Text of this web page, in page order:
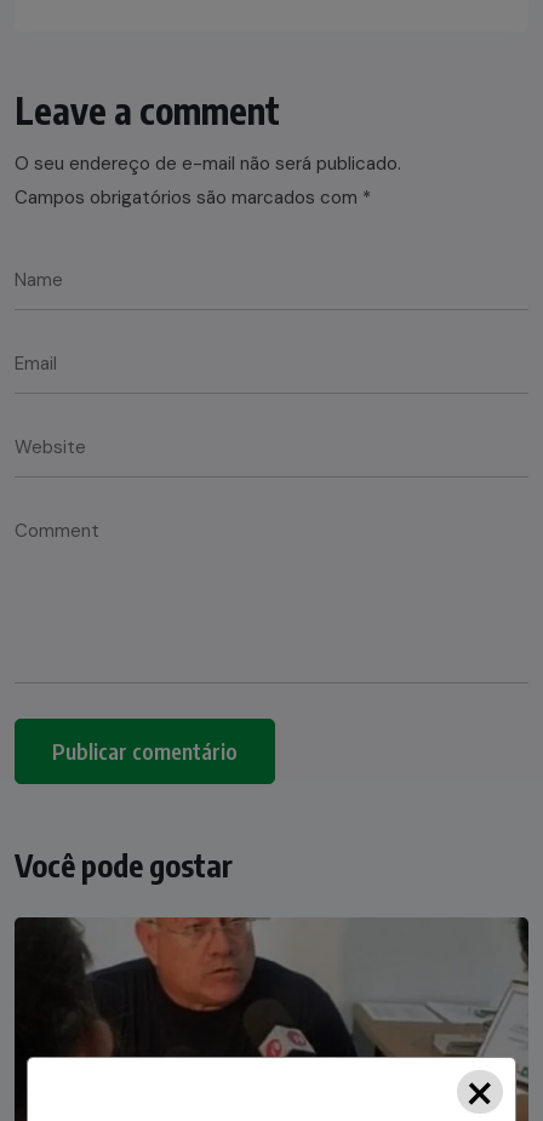
Leave a comment
O seu endereço de e-mail não será publicado.
Campos obrigatórios são marcados com *
Você pode gostar
×